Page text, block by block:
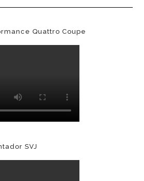
Quattro Coupe
SVJ